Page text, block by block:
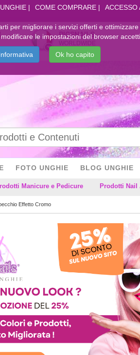
COME COMPRARE ACCESSO
PICSNAILS
Manicure e Pedicure Prodotti Nail
FOTO UNGHIE BLOG UNGHIE
Effetto Cromo
per migliorare i servizi offerti e ottimizzare
le impostazioni del browser
Ok ho capito